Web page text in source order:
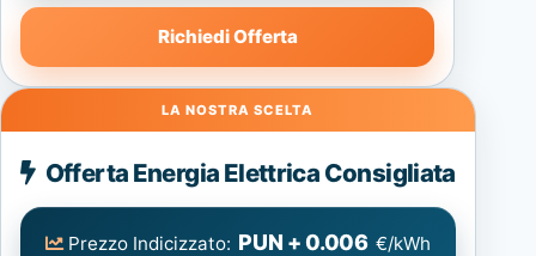
Richiedi Offerta
Energia
Elettrica
consigliata
Offerta Energia Elettrica Consigliata
Prezzo Indicizzato: PUN + 0.006 €/kWh